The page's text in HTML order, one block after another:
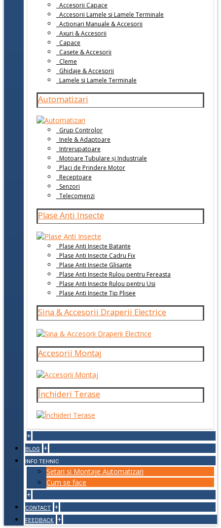
Accesorii Capace
Accesorii Lamele si Lamele Terminale
Actionari Manuale & Accesorii
Axuri & Accesorii
Capace
Casete & Accesorii
Cleme
Ghidaje & Accesorii
Lamele si Lamele Terminale
Automatizari
Grup Controlor
Inele & Adaptoare
Intrerupatoare
Motoare Tubulare și Industriale
Placi de Prindere Motor
Receptoare
Senzori
Telecomenzi
Plase Anti Insecte
Plase Anti Insecte Batante
Plase Anti Insecte Cadru Fix
Plase Anti Insecte Glisante
Plase Anti Insecte Rulou pentru Fereasta
Plase Anti Insecte Rulou pentru Usi
Plase Anti Insecte Tip Plisee
Sina & Accesorii Draperii Electrice
Accesorii Montaj
Închideri Terase
+
BLOG +
INFO TEHNIC
Setari si Montaje Automatizari
Cum se face
+
CONTACT +
FEEDBACK +